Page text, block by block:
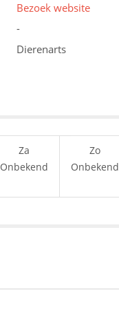
Bezoek website
-
Dierenarts
Za
Onbekend
Zo
Onbekend